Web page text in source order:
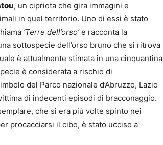
, un cipriota che gira immagini e
in quel territorio. Uno di essi è stato
‘Terre dell’orso’e racconta la
sottospecie dell’orso bruno che si ritrova
è attualmente stimata in una cinquantina
è considerata a rischio di
del Parco nazionale d’Abruzzo, Lazio
di indecenti episodi di bracconaggio.
che si era più volte spinto nei
procacciarsi il cibo, è stato ucciso a